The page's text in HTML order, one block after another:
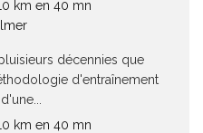
km en 40 mn
décennies que
d'entraînement
km en 40 mn